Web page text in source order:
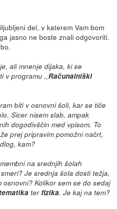
del, v katerem Vam bom
jasno ne boste znali odgovoriti.
ali mnenje dijaka, ki se
v programu ,,Računalniški
biti v osnovni šoli, kar se tiče
Sicer nisem slab, ampak
dogodivščin med vpisom. To
prej pripravim pomožni načrt,
kam?
na srednjih šolah
Je srednja šola dosti težja,
Kolikor sem se do sedaj
ter fizika. Je kaj na tem?